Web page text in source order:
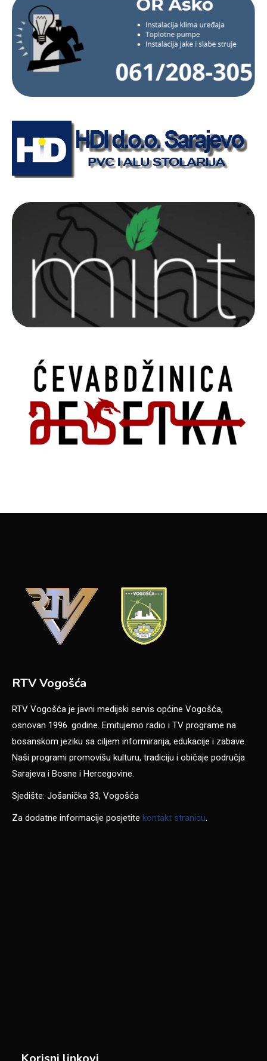
RTV Vogošća
RTV Vogošća je javni medijski servis općine Vogošća,
osnovan 1996. godine. Emitujemo radio i TV programe na
bosanskom jeziku sa ciljem informiranja, edukacije i zabave.
Naši programi promovišu kulturu, tradiciju i običaje područja
Sarajeva i Bosne i Hercegovine.
Sjedište: Jošanička 33, Vogošća
Za dodatne informacije posjetite kontakt stranicu.